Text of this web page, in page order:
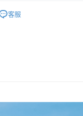
專區 $4000以上
客服